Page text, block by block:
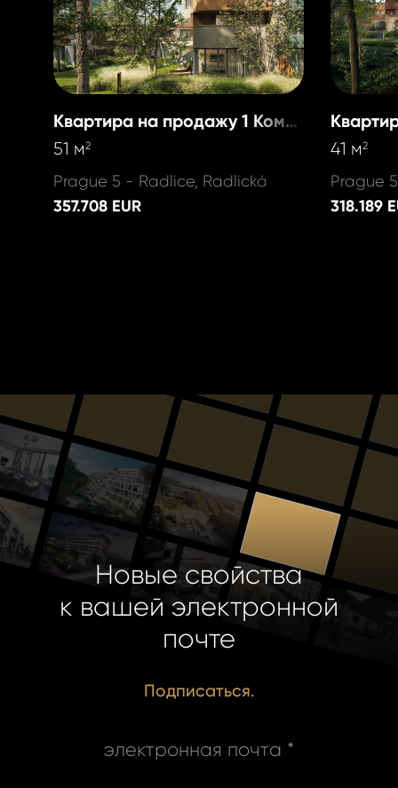
Квартира на продажу 1 Комната
51 м2
Prague 5 - Radlice, Radlická
357.708 EUR
41 м2
Prague
318.189
Новые свойства
к вашей электронной
почте
Подписаться.
электронная почта *